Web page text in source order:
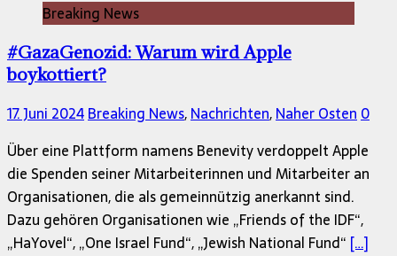
Breaking News
#GazaGenozid: Warum wird Apple
boykottiert?
17. Juni 2024Breaking News,Nachrichten,Naher Osten 0
Über eine Plattform namens Benevity verdoppelt Apple
die Spenden seiner Mitarbeiterinnen und Mitarbeiter an
Organisationen, die als gemeinnützig anerkannt sind.
Dazu gehören Organisationen wie „Friends of the IDF“,
„HaYovel“, „One Israel Fund“, „Jewish National Fund“ […]